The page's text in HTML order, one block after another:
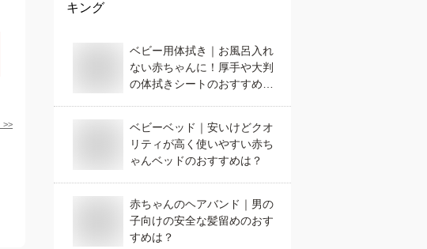
>>
キング
ベビー用体拭き｜お風呂入れ
ない赤ちゃんに！厚手や大判
の体拭きシートのおすすめ
ベビーベッド｜安いけどクオ
リティが高く使いやすい赤ち
ゃんベッドのおすすめは？
赤ちゃんのヘアバンド｜男の
子向けの安全な髪留めのおす
すめは？